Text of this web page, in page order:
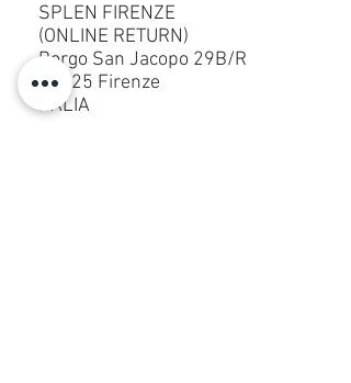
SPLEN FIRENZE
(ONLINE RETURN)
Borgo San Jacopo 29B/R
50125 Firenze
ITALIA